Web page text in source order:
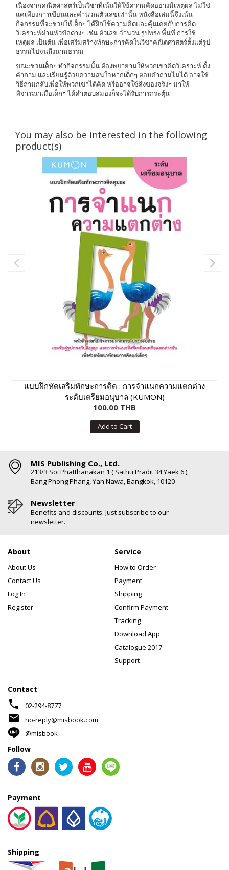
เนื่องจากคณิตศาสตร์เป็นวิชาที่เน้นให้ใช้ความคิดอย่างมีเหตุผล ไม่ใช่
แค่เพียงการเขียนและคำนวณตัวเลขเท่านั้น หนังสือเล่มนี้จึงเน้น
กิจกรรมที่จะช่วยให้เด็กๆ ได้ฝึกใช้ความคิดและคุ้นเคยกับการคิด
วิเคราะห์ผ่านหัวข้อต่างๆ เช่น ตัวเลข จำนวน รูปทรง พื้นที่ การใช้
เหตุผล เป็นต้น เพื่อเสริมสร้างทักษะการคิดในวิชาคณิตศาสตร์ตั้งแต่รูป
ธรรมไปจนถึงนามธรรม
ขณะชวนเด็กๆ ทำกิจกรรมนั้น ต้องพยายามให้พวกเขาคิดวิเคราะห์ ตั้ง
คำถาม และเรียนรู้ด้วยความสนใจหากเด็กๆ ตอบคำถามไม่ได้ อาจใช้
วิธีถามกลับเพื่อให้พวกเขาได้คิด หรืออาจใช้สิ่งของจริงๆ มาให้
พิจารณาเมื่อเด็กๆ ได้คำตอบสมองก็จะได้รับการกระตุ้น
You may also be interested in the following
product(s)
แบบฝึกหัดเสริมทักษะการคิด : การจำแนกความแตกต่าง
ระดับเตรียมอนุบาล (KUMON)
100.00 THB
Add to Cart
MIS Publishing Co., Ltd.
213/3 Soi Phatthanakan 1 ( Sathu Pradit 34 Yaek 6 ),
Bang Phong Phang, Yan Nawa, Bangkok, 10120
Newsletter
Benefits and discounts. Just subscribe to our
newsletter.
About
About Us
Contact Us
Log In
Register
Service
How to Order
Payment
Shipping
Confirm Payment
Tracking
Download App
Catalogue 2017
Support
Contact
phone 02-294-8777
mail
no-reply@misbook.com
@misbook
Follow
Payment
Shipping